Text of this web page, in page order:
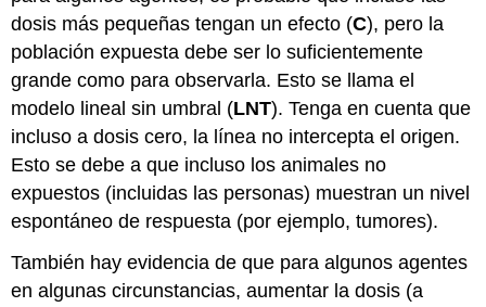
dosis más pequeñas tengan un efecto (C), pero la
población expuesta debe ser lo suficientemente
grande como para observarla. Esto se llama el
modelo lineal sin umbral (LNT). Tenga en cuenta que
incluso a dosis cero, la línea no intercepta el origen.
Esto se debe a que incluso los animales no
expuestos (incluidas las personas) muestran un nivel
espontáneo de respuesta (por ejemplo, tumores).
También hay evidencia de que para algunos agentes
en algunas circunstancias, aumentar la dosis (a